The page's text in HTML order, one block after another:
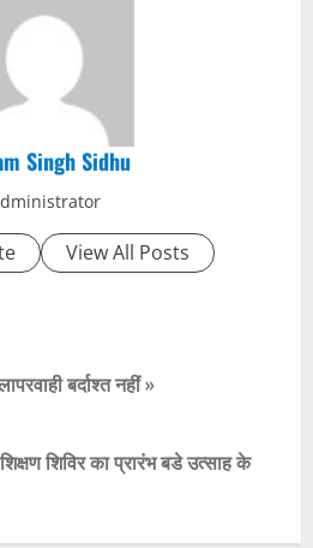
Singh Sidhu
View All Posts
बर्दाश्त नहीं »
शिविर का प्रारंभ बडे उत्साह के